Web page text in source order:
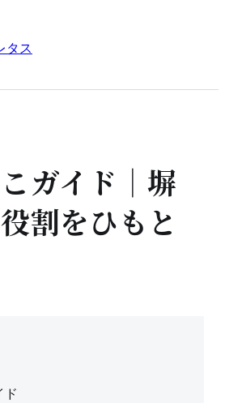
タス
ガイド｜塀
割をひもと
ド